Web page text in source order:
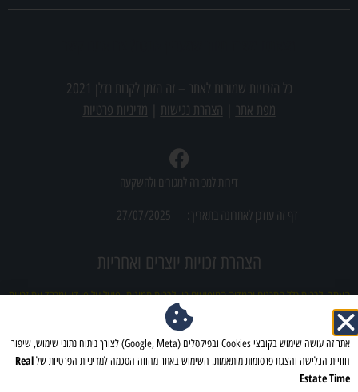
כל הזכויות שמורות לאתר –זה הזמן לקנות נדלן 2021
מפת אתר
הצהרת נגישות מדיניות פרטיות
דירות למכירה למגורים ולהשקעה
דף זה עודכן לאחרונה בתאריך: 27/07/2025
הצהרת זכויות יוצרים ואחריות
האתר, לרבות כלל התכנים והמדיה המופיעים בו, לרבות תמונות, פועל על פי דין ומכבד את זכויות
הקניין הרוחני של צדדים שלישיים. מובהר כי ייתכן ובטעות עלה לאתר תוכן (לרבות תמונות)
אשר עשוי להוות הפרה לכאורה של זכויות יוצרים. מובהר ומוסכם כי למפעילי האתר לא תהיה כל
אחריות ישירה או עקיפה לכל נזק שייגרם עקב פרסום כאמור, וכי כל פנייה בדבר חשש להפרת
זכויות תיבחן באופן מיידי. ככל שנמצא כי תוכן כלשהו פוגע בזכויות צד ג', יוסר התוכן או תינתן
אתר זה עושה שימוש בקובצי Cookies ובפיקסלים (Google, Meta) לצורך ניתוח נתוני שימוש, שיפור
חוויית הגלישה והצגת פרסומות מותאמות. השימוש באתר מהווה הסכמה למדיניות הפרטיות שלReal
Estate Time